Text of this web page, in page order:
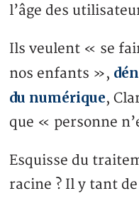
l’âge des
Ils veulent « se
nos enfants »,
du numérique,
que « personne
Esquisse du
racine ? Il y tant